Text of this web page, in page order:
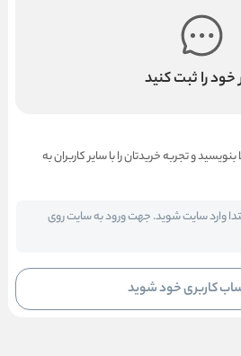
خود را ثبت کنید
و تجربه خریدتان را با سایر کاربران به
وارد سایت شوید. جهت ورود به سایت روی
کاربری خود شوید